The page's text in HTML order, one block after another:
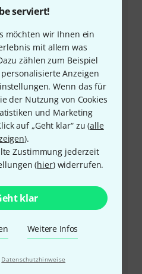
serviert!
möchten wir Ihnen ein
mit allem was
zählen zum Beispiel
Anzeigen
Wenn das für
der Nutzung von Cookies
und Marketing
auf „Geht klar“ zu (alle
).
Zustimmung jederzeit
(hier) widerrufen.
klar
Weitere Infos
Datenschutzhinweise
9223-66
steht Ihnen bei
nach dem Kauf zur Seite.